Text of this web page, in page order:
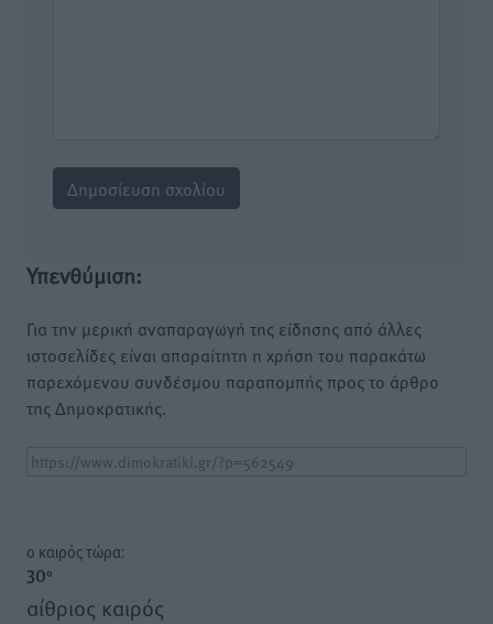
Υπενθύμιση:
Για την μερική αναπαραγωγή της είδησης από άλλες
ιστοσελίδες είναι απαραίτητη η χρήση του παρακάτω
παρεχόμενου συνδέσμου παραπομπής προς το άρθρο
της Δημοκρατικής.
o καιρός τώρα:
30°
αίθριος καιρός